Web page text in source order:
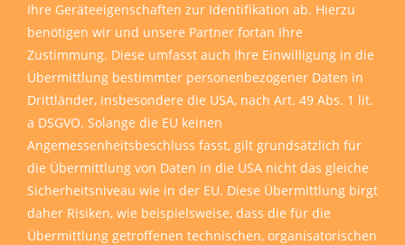
Ihre Geräteeigenschaften zur Identifikation ab. Hierzu
benötigen wir und unsere Partner fortan Ihre
Zustimmung. Diese umfasst auch Ihre Einwilligung in die
Übermittlung bestimmter personenbezogener Daten in
Drittländer, insbesondere die USA, nach Art. 49 Abs. 1 lit.
a DSGVO. Solange die EU keinen
Angemessenheitsbeschluss fasst, gilt grundsätzlich für
die Übermittlung von Daten in die USA nicht das gleiche
Sicherheitsniveau wie in der EU. Diese Übermittlung birgt
daher Risiken, wie beispielsweise, dass die für die
Übermittlung getroffenen technischen, organisatorischen